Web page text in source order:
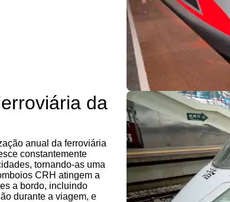
da
anual da ferroviária
constantemente
tornando-as uma
CRH atingem a
a bordo, incluindo
durante a viagem, e